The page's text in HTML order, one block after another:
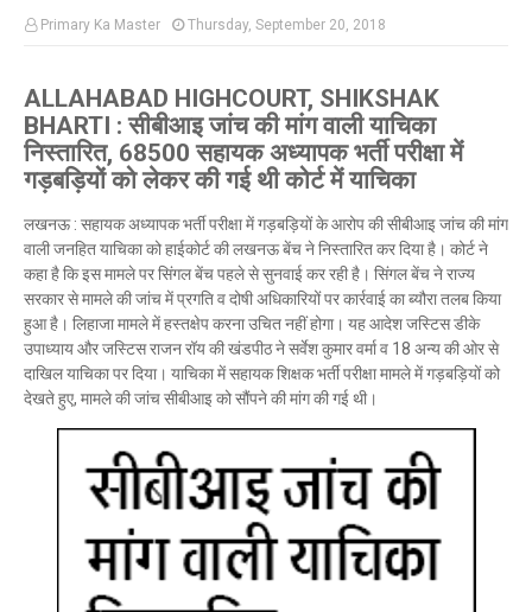
Primary Ka Master Thursday, September 20, 2018
ALLAHABAD HIGHCOURT, SHIKSHAK
BHARTI : सीबीआइ जांच की मांग वाली याचिका
निस्तारित, 68500 सहायक अध्यापक भर्ती परीक्षा में
गड़बड़ियों को लेकर की गई थी कोर्ट में याचिका
लखनऊ : सहायक अध्यापक भर्ती परीक्षा में गड़बड़ियों के आरोप की सीबीआइ जांच की मांग
वाली जनहित याचिका को हाईकोर्ट की लखनऊ बेंच ने निस्तारित कर दिया है। कोर्ट ने
कहा है कि इस मामले पर सिंगल बेंच पहले से सुनवाई कर रही है। सिंगल बेंच ने राज्य
सरकार से मामले की जांच में प्रगति व दोषी अधिकारियों पर कार्रवाई का ब्यौरा तलब किया
हुआ है। लिहाजा मामले में हस्तक्षेप करना उचित नहीं होगा। यह आदेश जस्टिस डीके
उपाध्याय और जस्टिस राजन रॉय की खंडपीठ ने सर्वेश कुमार वर्मा व 18 अन्य की ओर से
दाखिल याचिका पर दिया। याचिका में सहायक शिक्षक भर्ती परीक्षा मामले में गड़बड़ियों को
देखते हुए, मामले की जांच सीबीआइ को सौंपने की मांग की गई थी।